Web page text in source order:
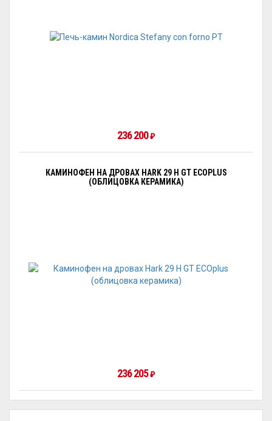
236 200₽
КАМИНОФЕН НА ДРОВАХ HARK 29 H GT ECOPLUS
(ОБЛИЦОВКА КЕРАМИКА)
236 205₽